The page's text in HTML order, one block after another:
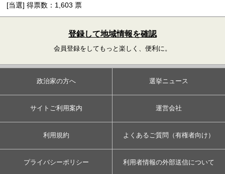
[当選] 得票数：1,603 票
登録して地域情報を確認
会員登録をしてもっと楽しく、便利に。
政治家の方へ 選挙ニュース
サイトご利用案内 運営会社
利用規約 よくあるご質問（有権者向け）
プライバシーポリシー 利用者情報の外部送信について